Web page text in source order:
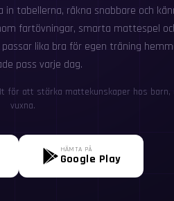
tabellerna, räkna snabbare och
fartövningar, smarta mattespel
lika bra för egen träning
pass varje dag.
för att stärka mattekunskaper hos barn,
vuxna.
HÄMTA PÅ
Google Play